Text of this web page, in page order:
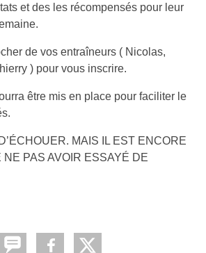
et des les récompensés pour leur
de vos entraîneurs ( Nicolas,
) pour vous inscrire.
être mis en place pour faciliter le
MAIS IL EST ENCORE
PAS AVOIR ESSAYÉ DE